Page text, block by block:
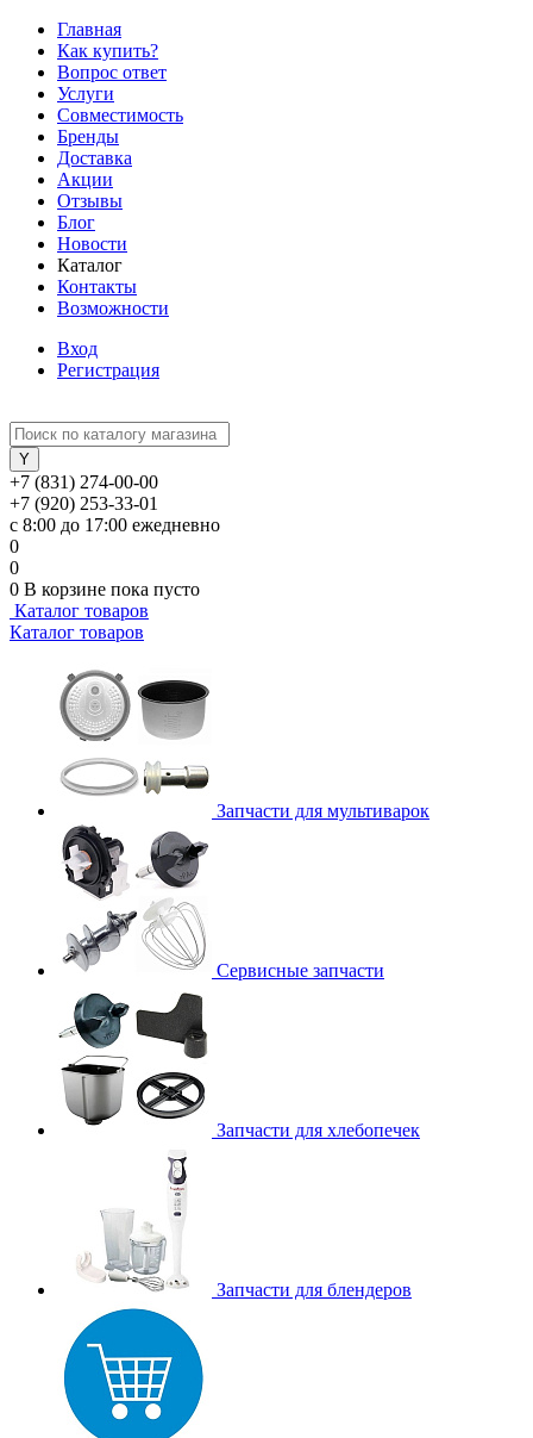
Главная
Как купить?
Вопрос ответ
Услуги
Совместимость
Бренды
Доставка
Акции
Отзывы
Блог
Новости
Каталог
Контакты
Возможности
Вход
Регистрация
+7 (831) 274-00-00
+7 (920) 253-33-01
с 8:00 до 17:00 ежедневно
0
0
0 В корзине пока пусто
Каталог товаров
Каталог товаров
Запчасти для мультиварок
Сервисные запчасти
Запчасти для хлебопечек
Запчасти для блендеров